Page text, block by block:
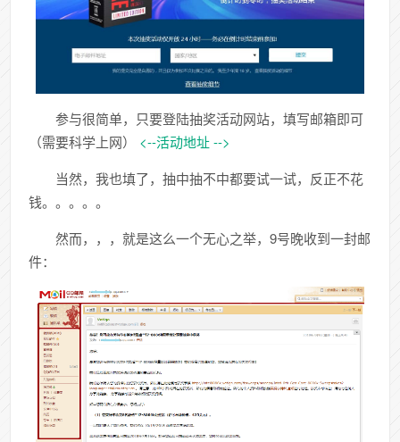
参与很简单，只要登陆抽奖活动网站，填写邮箱即可
（需要科学上网） <--活动地址 -->
当然，我也填了，抽中抽不中都要试一试，反正不花
钱。。。。。
然而，，，就是这么一个无心之举，9号晚收到一封邮
件：